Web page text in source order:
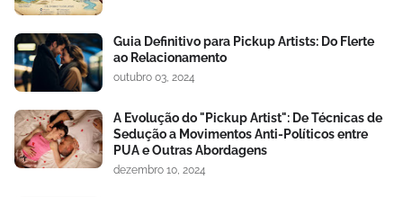
Guia Definitivo para Pickup Artists: Do Flerte
ao Relacionamento
outubro 03, 2024
A Evolução do "Pickup Artist": De Técnicas de
Sedução a Movimentos Anti-Políticos entre
PUA e Outras Abordagens
dezembro 10, 2024